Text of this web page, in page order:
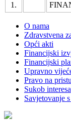
1.
O nama
Zdravstvena
Opći akti
Financijski
Financijski
Upravno
Pravo na
Sukob interesa
Savjetovanje